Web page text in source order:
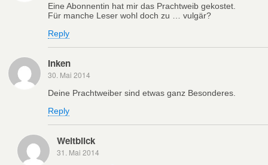
Eine Abonnentin hat mir das Prachtweib gekostet.
Für manche Leser wohl doch zu … vulgär?
Reply
Inken
30. Mai 2014
Deine Prachtweiber sind etwas ganz Besonderes.
Reply
Weitblick
31. Mai 2014